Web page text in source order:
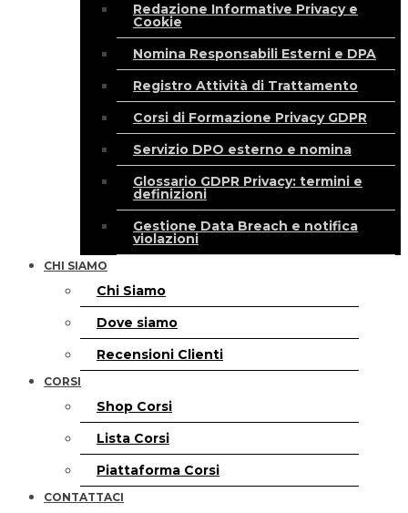
Redazione Informative Privacy e
Cookie
Nomina Responsabili Esterni e DPA
Registro Attività di Trattamento
Corsi di Formazione Privacy GDPR
Servizio DPO esterno e nomina
Glossario GDPR Privacy: termini e
definizioni
Gestione Data Breach e notifica
violazioni
CHI SIAMO
Chi Siamo
Dove siamo
Recensioni Clienti
CORSI
Shop Corsi
Lista Corsi
Piattaforma Corsi
CONTATTACI